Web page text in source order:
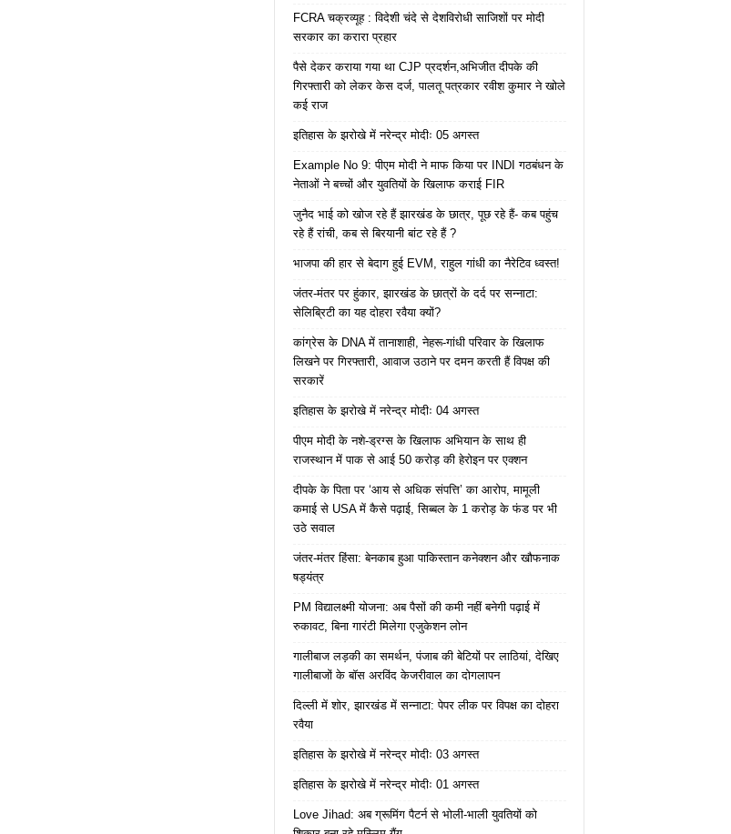
FCRA चक्रव्यूह : विदेशी चंदे से देशविरोधी साजिशों पर मोदी
सरकार का करारा प्रहार
पैसे देकर कराया गया था CJP प्रदर्शन,अभिजीत दीपके की
गिरफ्तारी को लेकर केस दर्ज, पालतू पत्रकार रवीश कुमार ने खोले
कई राज
इतिहास के झरोखे में नरेन्द्र मोदीः 05 अगस्त
Example No 9: पीएम मोदी ने माफ किया पर INDI गठबंधन के
नेताओं ने बच्चों और युवतियों के खिलाफ कराई FIR
जुनैद भाई को खोज रहे हैं झारखंड के छात्र, पूछ रहे हैं- कब पहुंच
रहे हैं रांची, कब से बिरयानी बांट रहे हैं ?
भाजपा की हार से बेदाग हुई EVM, राहुल गांधी का नैरेटिव ध्वस्त!
जंतर-मंतर पर हुंकार, झारखंड के छात्रों के दर्द पर सन्नाटा:
सेलिब्रिटी का यह दोहरा रवैया क्यों?
कांग्रेस के DNA में तानाशाही, नेहरू-गांधी परिवार के खिलाफ
लिखने पर गिरफ्तारी, आवाज उठाने पर दमन करती हैं विपक्ष की
सरकारें
इतिहास के झरोखे में नरेन्द्र मोदीः 04 अगस्त
पीएम मोदी के नशे-ड्रग्स के खिलाफ अभियान के साथ ही
राजस्थान में पाक से आई 50 करोड़ की हेरोइन पर एक्शन
दीपके के पिता पर ‘आय से अधिक संपत्ति’ का आरोप, मामूली
कमाई से USA में कैसे पढ़ाई, सिब्बल के 1 करोड़ के फंड पर भी
उठे सवाल
जंतर-मंतर हिंसा: बेनकाब हुआ पाकिस्तान कनेक्शन और खौफनाक
षड्यंत्र
PM विद्यालक्ष्मी योजना: अब पैसों की कमी नहीं बनेगी पढ़ाई में
रुकावट, बिना गारंटी मिलेगा एजुकेशन लोन
गालीबाज लड़की का समर्थन, पंजाब की बेटियों पर लाठियां, देखिए
गालीबाजों के बॉस अरविंद केजरीवाल का दोगलापन
दिल्ली में शोर, झारखंड में सन्नाटा: पेपर लीक पर विपक्ष का दोहरा
रवैया
इतिहास के झरोखे में नरेन्द्र मोदीः 03 अगस्त
इतिहास के झरोखे में नरेन्द्र मोदीः 01 अगस्त
Love Jihad: अब ग्रूमिंग पैटर्न से भोली-भाली युवतियों को